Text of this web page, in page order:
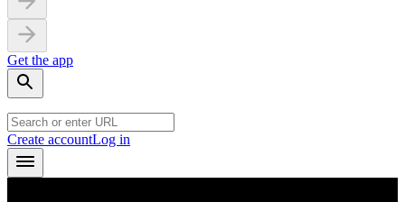
Get the app
Create accountLog in